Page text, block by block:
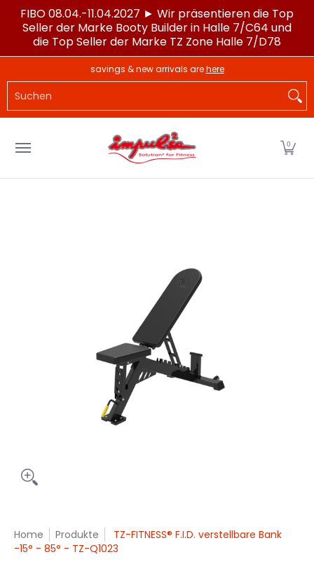
Zum Hauptinhalt springen
FIBO 08.04.-11.04.2027 ► Wir präsentieren die Top
Seller der Marke Booty Builder in Halle 7/C64 und
die Top Seller der Marke TZ Zone Halle 7/D78
LAGERWARE POWERTEC® IMPULSE®
savings & new arrivals arehere
0
Home Produkte
TZ-FITNESS® F.I.D. verstellbare Bank
-15° - 85° - TZ-Q1023